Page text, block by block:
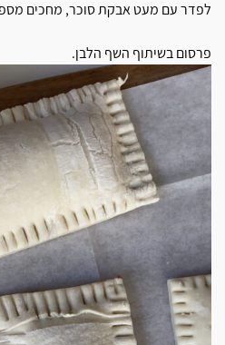
לפדר עם מעט אבקת סוכר, מחכים
פרסום בשיתוף השף הלבן.